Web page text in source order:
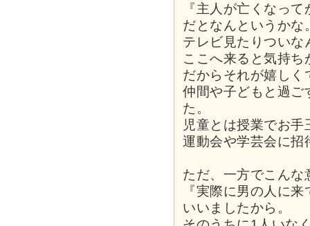
『主人が亡くなっ
だとなんというかな
テレビ見たりついな
ここへ来ると気持
だからそれが嬉しく
仲間や子どもと過ご
た。
児童とは授業でお
運動会や学芸会に招
ただ、一方でこんな
『実際に男の人に
いいましたから。